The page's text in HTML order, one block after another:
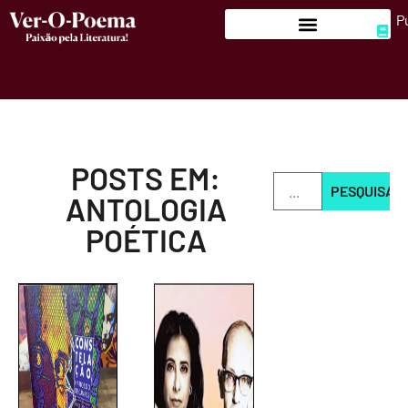
POSTS EM:
ANTOLOGIA
POÉTICA
PESQUISAR